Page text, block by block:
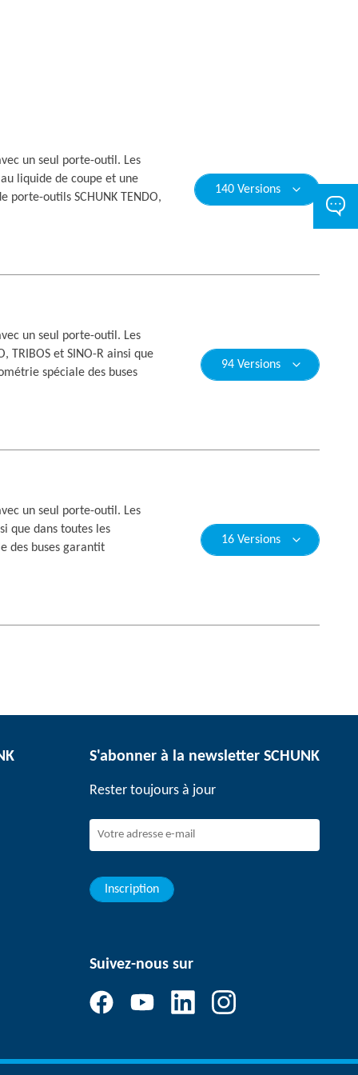
un seul porte-outil. Les
liquide de coupe et une
outils SCHUNK TENDO,
140 Versions
un seul porte-outil. Les
TRIBOS et SINO-R ainsi que
spéciale des buses
94 Versions
un seul porte-outil. Les
que dans toutes les
des buses garantit
16 Versions
S'abonner à la newsletter SCHUNK
Rester toujours à jour
Inscription
Suivez-nous sur